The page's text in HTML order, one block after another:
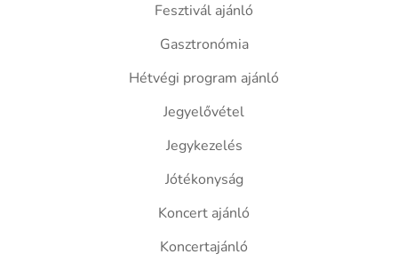
Fesztivál ajánló
Gasztronómia
Hétvégi program ajánló
Jegyelővétel
Jegykezelés
Jótékonyság
Koncert ajánló
Koncertajánló